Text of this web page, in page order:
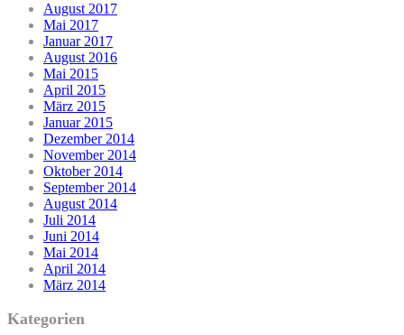
August 2017
Mai 2017
Januar 2017
August 2016
Mai 2015
April 2015
März 2015
Januar 2015
Dezember 2014
November 2014
Oktober 2014
September 2014
August 2014
Juli 2014
Juni 2014
Mai 2014
April 2014
März 2014
Kategorien